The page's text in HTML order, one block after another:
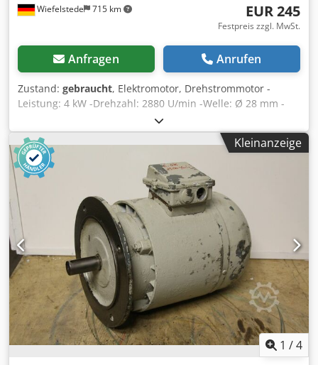
Wiefelstede 715 km EUR 245
Festpreis zzgl. MwSt.
Anfragen Anrufen
Zustand: gebraucht, Elektromotor, Drehstrommotor -
Leistung: 4 kW -Drehzahl: 2880 U/min -Welle: Ø 28 mm -
Bauform: B5 -Schutzart: IP 44 -Anzahl: 1x vorhanden -Preis:
pro Stück -Abmessungen: 375/300/H250 mm -Gewicht: 41
kg Cedpfx Ajct A Itsfuerf
Kleinanzeige
1 /4